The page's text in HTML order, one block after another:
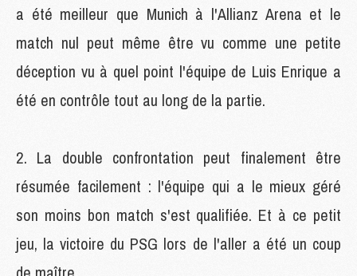
a été meilleur que Munich à l'Allianz Arena et le
match nul peut même être vu comme une petite
déception vu à quel point l'équipe de Luis Enrique a
été en contrôle tout au long de la partie.
La double confrontation peut finalement être
résumée facilement : l'équipe qui a le mieux géré
son moins bon match s'est qualifiée. Et à ce petit
jeu, la victoire du PSG lors de l'aller a été un coup